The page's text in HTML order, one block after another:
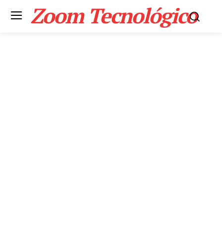
Zoom Tecnológico